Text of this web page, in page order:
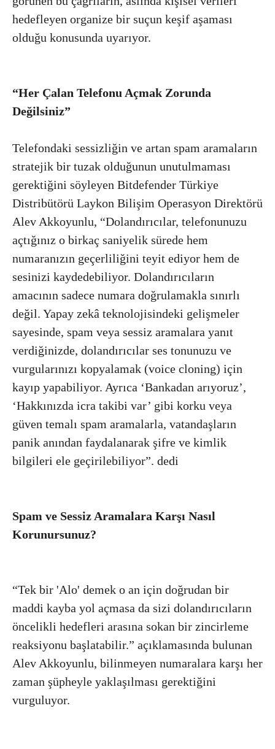
hedefleyen organize bir suçun keşif aşaması
olduğu konusunda uyarıyor.
“Her Çalan Telefonu Açmak Zorunda
Değilsiniz”
Telefondaki sessizliğin ve artan spam aramaların
stratejik bir tuzak olduğunun unutulmaması
gerektiğini söyleyen Bitdefender Türkiye
Distribütörü Laykon Bilişim Operasyon Direktörü
Alev Akkoyunlu, “Dolandırıcılar, telefonunuzu
açtığınız o birkaç saniyelik sürede hem
numaranızın geçerliliğini teyit ediyor hem de
sesinizi kaydedebiliyor. Dolandırıcıların
amacının sadece numara doğrulamakla sınırlı
değil. Yapay zekâ teknolojisindeki gelişmeler
sayesinde, spam veya sessiz aramalara yanıt
verdiğinizde, dolandırıcılar ses tonunuzu ve
vurgularınızı kopyalamak (voice cloning) için
kayıp yapabiliyor. Ayrıca ‘Bankadan arıyoruz’,
‘Hakkınızda icra takibi var’ gibi korku veya
güven temalı spam aramalarla, vatandaşların
panik anından faydalanarak şifre ve kimlik
bilgileri ele geçirilebiliyor”. dedi
Spam ve Sessiz Aramalara Karşı Nasıl
Korunursunuz?
“Tek bir 'Alo' demek o an için doğrudan bir
maddi kayba yol açmasa da sizi dolandırıcıların
öncelikli hedefleri arasına sokan bir zincirleme
reaksiyonu başlatabilir.” açıklamasında bulunan
Alev Akkoyunlu, bilinmeyen numaralara karşı her
zaman şüpheyle yaklaşılması gerektiğini
vurguluyor.